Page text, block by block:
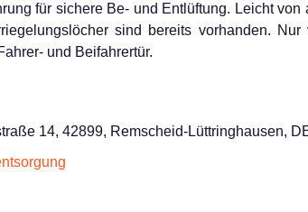
für sichere Be- und Entlüftung. Leicht
sind bereits vorhanden.
und Beifahrertür.
14, 42899, Remscheid-Lüttringhausen,